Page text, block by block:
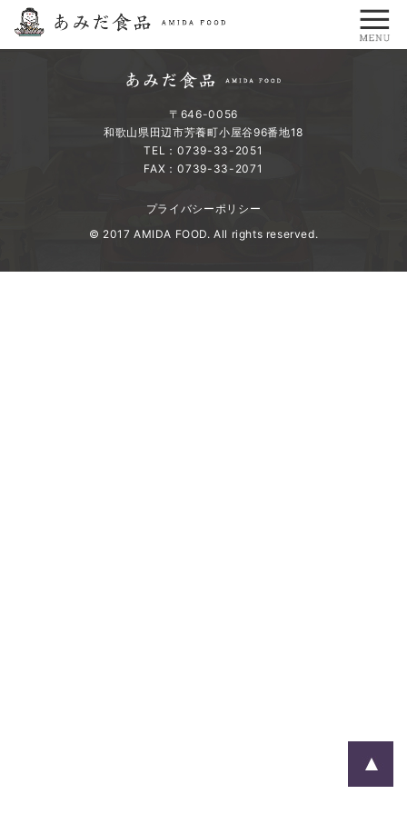
〒646-0056
和歌山県田辺市芳養町小屋谷96番地18
TEL：0739-33-2051
FAX：0739-33-2071
プライバシーポリシー
© 2017 AMIDA FOOD. All rights reserved.